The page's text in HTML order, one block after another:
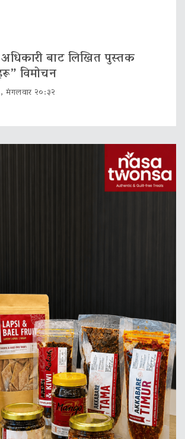
अधिकारी बाट लिखित पुस्तक
विमोचन
मंगलवार २०:३२